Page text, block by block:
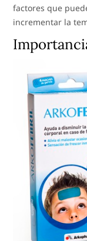
factores que
incrementar la